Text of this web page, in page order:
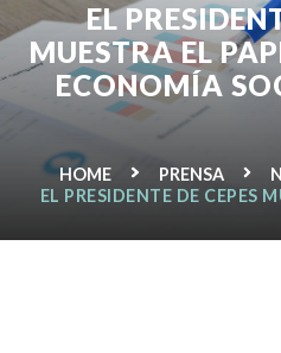
EL
MUESTRA EL
ECONOMÍA
SALIDA DE LA
DE LA
HOME PRENSA
EL PRESIDENTE DE CEPES
CRISIS Y EL INICIO DE